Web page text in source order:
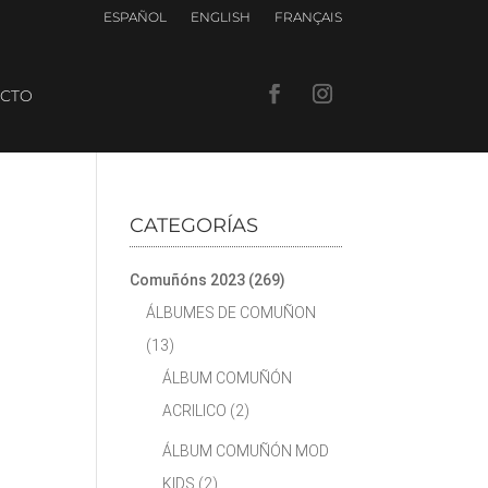
ESPAÑOL ENGLISH FRANÇAIS
CATEGORÍAS
Comuñóns 2023 (269)
ÁLBUMES DE COMUÑON
(13)
ÁLBUM COMUÑÓN
ACRILICO (2)
ÁLBUM COMUÑÓN MOD
KIDS (2)